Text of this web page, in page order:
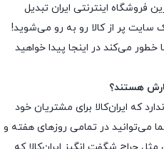
فروشگاه اینترنتی ایران تبدیل
سایت پر از کالا رو به رو می‌شوید!
می‌کند در اینجا پیدا خواهید
هستند؟
که ایران‌کالا برای مشتریان خود
می‌توانید در تمامی روزهای هفته و